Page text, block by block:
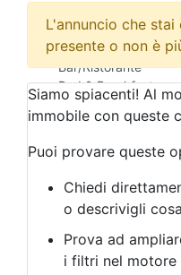
Attività/Licenza
Azienda Agricola
Bar/Ristorante
Bed & Breakfast
Albergo
Laboratorio
Agriturismo
Magazzini
Capannoni
Uffici
Terreni in Affitto
Qualsiasi
L'annuncio che
presente o non è
Siamo spiacenti! Al
immobile con queste
Puoi provare queste
Chiedi
o descrivigli
Prova ad
i filtri nel motore